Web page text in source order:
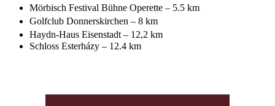
Mörbisch Festival Bühne Operette – 5.5 km
Golfclub Donnerskirchen – 8 km
Haydn-Haus Eisenstadt – 12,2 km
Schloss Esterházy – 12.4 km